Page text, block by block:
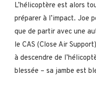
L’hélicoptère est alors
préparer à l’impact. Joe
que de partir avec une
le CAS (Close Air
à descendre de
blessée – sa jambe est